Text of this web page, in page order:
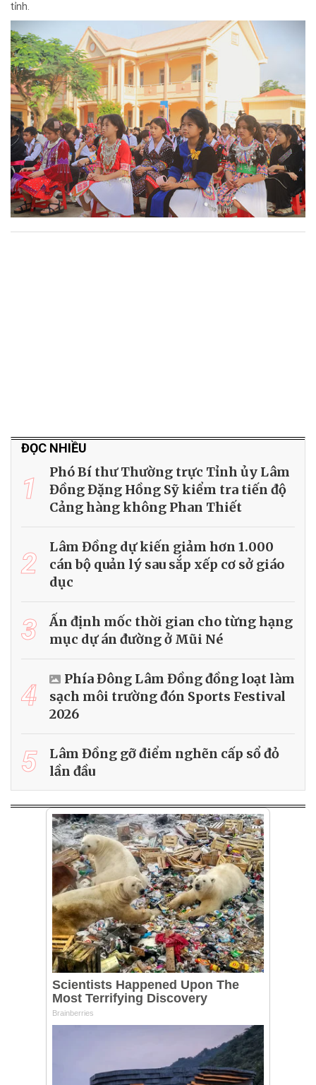
tỉnh.
ĐỌC NHIỀU
1
Phó Bí thư Thường trực Tỉnh ủy Lâm
Đồng Đặng Hồng Sỹ kiểm tra tiến độ
Cảng hàng không Phan Thiết
2
Lâm Đồng dự kiến giảm hơn 1.000
cán bộ quản lý sau sắp xếp cơ sở giáo
dục
3
Ấn định mốc thời gian cho từng hạng
mục dự án đường ở Mũi Né
4
Phía Đông Lâm Đồng đồng loạt làm
sạch môi trường đón Sports Festival
2026
5
Lâm Đồng gỡ điểm nghẽn cấp sổ đỏ
lần đầu